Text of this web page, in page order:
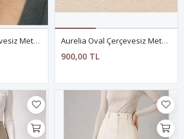
Rosalie Oval Çerçevesiz Metal Kadın Güneş Gözlüğü - Mor Degrade Cam Aurelia Oval Çerçevesiz Metal Kadın Güneş Gözlüğü
900,00 TL